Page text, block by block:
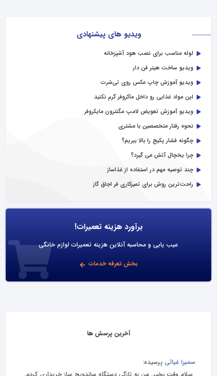
ویدیو های پیشنهادی
لوله مناسب برای نصب هود آشپزخانه
ویدیو ساخت هیتر فن‌ دار
ویدیو آموزش چاپ عکس روی تی‌شرت
این مواد غذایی رو داخل ماکروفر گرم نکنید
ویدیو آموزش تعویض لامپ مگنترون مایکروفر
نحوه رفتار متخصصین با مشتری
چگونه فشار پکیج را بالا ببریم؟
چرا یخچال آتش می گیرد؟
چند توصیه مهم در استفاده از غذاساز
راحت‌ترین روش برای تمیزکاری فر اجاق گاز
برآورد هزینه تعمیرات!
عیب یابی و محاسبه آنلاین هزینه تعمیرات لوازم خانگی
بخش تعرفه خدمات
آخرین پرسش ها
سمیرا غیاثی پرسیده: